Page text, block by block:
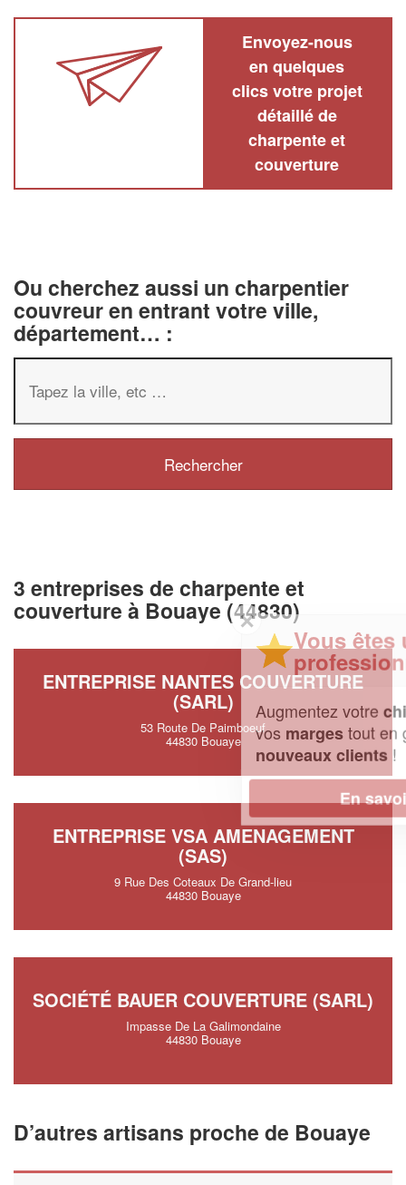
Envoyez-nous
en quelques
clics votre projet
détaillé de
charpente et
couverture
Ou cherchez aussi un charpentier
couvreur en entrant votre ville,
département… :
3 entreprises de charpente et
couverture à Bouaye (44830)
ENTREPRISE NANTES COUVERTURE
(SARL)
53 Route De Paimboeuf
44830 Bouaye
ENTREPRISE VSA AMENAGEMENT
(SAS)
9 Rue Des Coteaux De Grand-lieu
44830 Bouaye
SOCIÉTÉ BAUER COUVERTURE (SARL)
Impasse De La Galimondaine
44830 Bouaye
D’autres artisans proche de Bouaye
✕
Vous êtes un
professionnel ?
Augmentez votre chiffre d'affaireset
vosmargestout en gagnant de
nouveaux clients
En savoir plus